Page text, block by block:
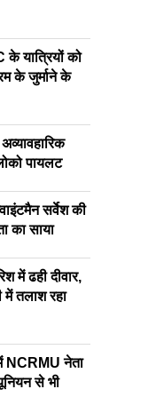
के यात्रियों को
के जुर्माने के
पायलट
सर्वेश की
का साया
में ढही दीवार,
में तलाश रहा
NCRMU नेता
से भी